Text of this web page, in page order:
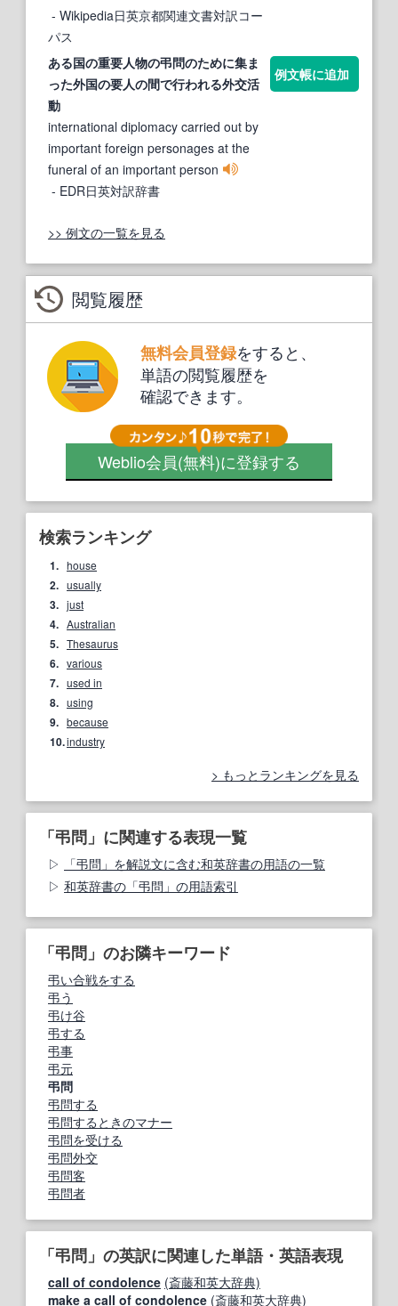
- Wikipedia日英京都関連文書対訳コー
パス
ある国の重要人物の弔問のために集ま
った外国の要人の間で行われる外交活
動
international diplomacy carried out by
important foreign personages at the
funeral of an important person
- EDR日英対訳辞書
例文帳に追加
>> 例文の一覧を見る
閲覧履歴
無料会員登録をすると、
単語の閲覧履歴を
確認できます。
Weblio会員(無料)に登録する
検索ランキング
1. house
2. usually
3. just
4. Australian
5. Thesaurus
6. various
7. used in
8. using
9. because
10.industry
もっとランキングを見る
「弔問」に関連する表現一覧
「弔問」を解説文に含む和英辞書の用語の一覧
和英辞書の「弔問」の用語索引
「弔問」のお隣キーワード
弔い合戦をする
弔う
弔け谷
弔する
弔事
弔元
弔問
弔問する
弔問するときのマナー
弔問を受ける
弔問外交
弔問客
弔問者
「弔問」の英訳に関連した単語・英語表現
call of condolence (斎藤和英大辞典)
make a call of condolence (斎藤和英大辞典)